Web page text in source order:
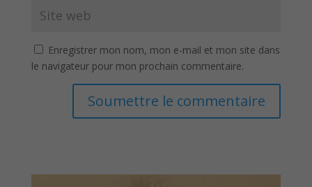
Enregistrer mon nom, mon e-mail et mon site dans
le navigateur pour mon prochain commentaire.
Soumettre le commentaire